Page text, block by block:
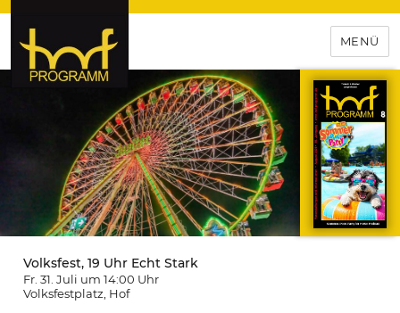
hof-programm – das
Veranstaltungsportal für
Hochfranken
MENÜ
Volksfest, 19 Uhr Echt Stark
Fr. 31. Juli um 14:00 Uhr
Volksfestplatz , Hof